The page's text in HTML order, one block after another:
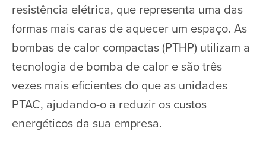
resistência elétrica, que representa uma das
formas mais caras de aquecer um espaço. As
bombas de calor compactas (PTHP) utilizam a
tecnologia de bomba de calor e são três
vezes mais eficientes do que as unidades
PTAC, ajudando-o a reduzir os custos
energéticos da sua empresa.